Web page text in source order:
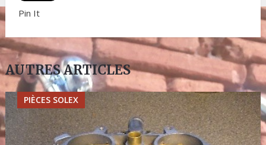
Pin It
AUTRES ARTICLES
PIÈCES SOLEX